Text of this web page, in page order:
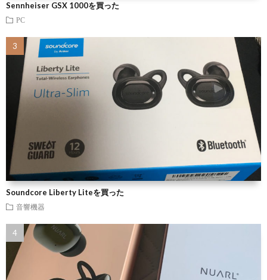
Sennheiser GSX 1000を買った
PC
Soundcore Liberty Liteを買った
音響機器